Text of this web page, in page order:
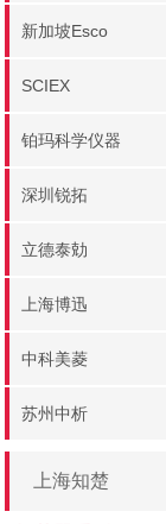
新加坡Esco
SCIEX
铂玛科学仪器
深圳锐拓
立德泰勀
上海博迅
中科美菱
苏州中析
上海知楚